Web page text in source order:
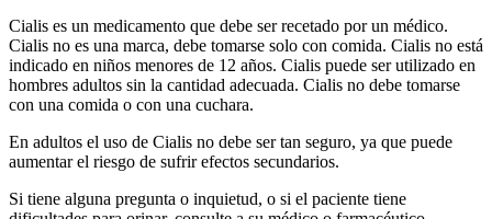
Cialis es un medicamento que debe ser recetado por un médico.
Cialis no es una marca, debe tomarse solo con comida. Cialis no está
indicado en niños menores de 12 años. Cialis puede ser utilizado en
hombres adultos sin la cantidad adecuada. Cialis no debe tomarse
con una comida o con una cuchara.
En adultos el uso de Cialis no debe ser tan seguro, ya que puede
aumentar el riesgo de sufrir efectos secundarios.
Si tiene alguna pregunta o inquietud, o si el paciente tiene